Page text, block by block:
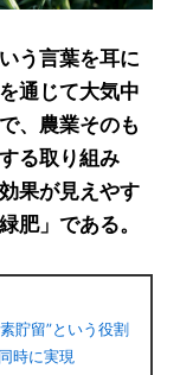
う言葉を耳に
通じて大気中
、農業そのも
る取り組み
果が見えやす
肥」である。
貯留”という役割
時に実現